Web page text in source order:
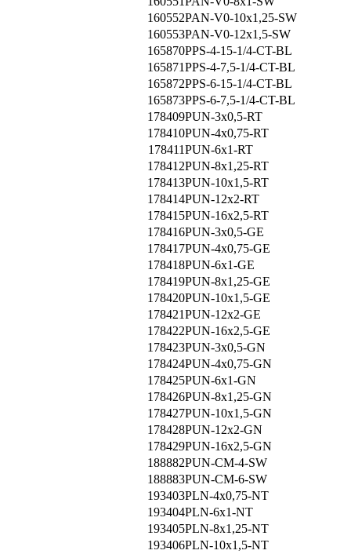
160552PAN-V0-10x1,25-SW
160553PAN-V0-12x1,5-SW
165870PPS-4-15-1/4-CT-BL
165871PPS-4-7,5-1/4-CT-BL
165872PPS-6-15-1/4-CT-BL
165873PPS-6-7,5-1/4-CT-BL
178409PUN-3x0,5-RT
178410PUN-4x0,75-RT
178411PUN-6x1-RT
178412PUN-8x1,25-RT
178413PUN-10x1,5-RT
178414PUN-12x2-RT
178415PUN-16x2,5-RT
178416PUN-3x0,5-GE
178417PUN-4x0,75-GE
178418PUN-6x1-GE
178419PUN-8x1,25-GE
178420PUN-10x1,5-GE
178421PUN-12x2-GE
178422PUN-16x2,5-GE
178423PUN-3x0,5-GN
178424PUN-4x0,75-GN
178425PUN-6x1-GN
178426PUN-8x1,25-GN
178427PUN-10x1,5-GN
178428PUN-12x2-GN
178429PUN-16x2,5-GN
188882PUN-CM-4-SW
188883PUN-CM-6-SW
193403PLN-4x0,75-NT
193404PLN-6x1-NT
193405PLN-8x1,25-NT
193406PLN-10x1,5-NT